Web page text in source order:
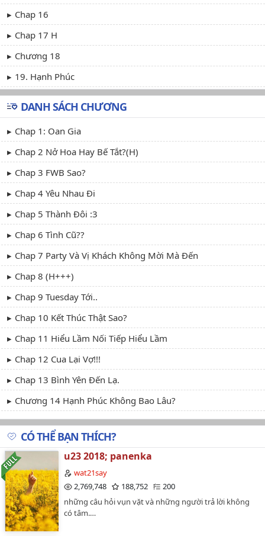
Chap 16
Chap 17 H
Chương 18
19. Hạnh Phúc
DANH SÁCH CHƯƠNG
Chap 1: Oan Gia
Chap 2 Nở Hoa Hay Bế Tắt?(H)
Chap 3 FWB Sao?
Chap 4 Yêu Nhau Đi
Chap 5 Thành Đôi :3
Chap 6 Tình Cũ??
Chap 7 Party Và Vị Khách Không Mời Mà Đến
Chap 8 (H+++)
Chap 9 Tuesday Tới..
Chap 10 Kết Thúc Thật Sao?
Chap 11 Hiểu Lầm Nối Tiếp Hiểu Lầm
Chap 12 Cua Lại Vợ!!!
Chap 13 Bình Yên Đến Lạ.
Chương 14 Hạnh Phúc Không Bao Lâu?
Chap15
Chap 16
Chap 17 H
Chương 18
19. Hạnh Phúc
CÓ THỂ BẠN THÍCH?
u23 2018; panenka
wat21say
2,769,748
188,752
200
những câu hỏi vụn vặt và những người trả lời không
có tâm.…